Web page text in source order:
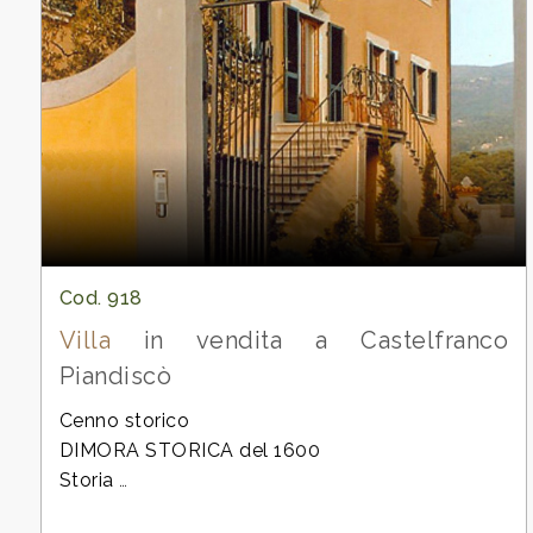
Cod. 918
Villa in vendita a Castelfranco
Piandiscò
Cenno storico
DIMORA STORICA del 1600
Storia
Giardino
Posto auto/Box
Balcone/Terrazzo
Ascensore
Arredato